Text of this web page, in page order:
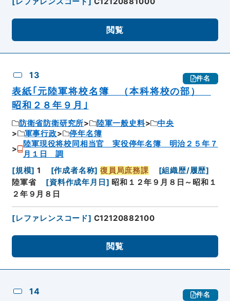
閲覧
13 件名
表紙｢元陸軍将校名簿 （本科将校の部）
昭和２８年９月｣
防衛省防衛研究所 陸軍一般史料
中央
軍事行政
停年名簿
陸軍現役将校同相当官 実役停年名簿 明治２５年７
月１日 調
[規模] 1 [作成者名称] 復員局庶務課 [組織歴/履歴]
陸軍省
[資料作成年月日 ] 昭和１２年９月８日～昭和１
２年９月８日
[レファレンスコード] C12120882100
閲覧
14 件名